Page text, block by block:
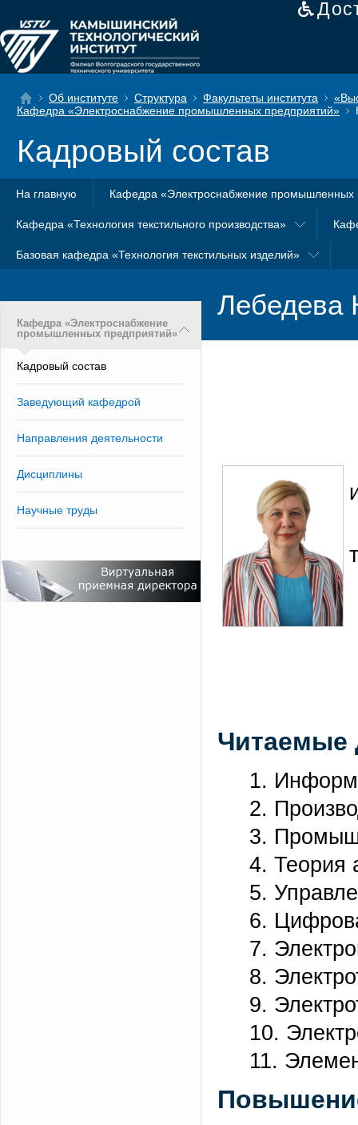
Об институте Структура Факультеты института
Кафедра «Электроснабжение промышленных предприятий»
Кадровый состав
На главную Кафедра «Электроснабжение промышленных
Кафедра «Технология текстильного производства»
Базовая кафедра «Технология текстильных изделий»
Кафедра «Электроснабжение
промышленных предприятий»
Кадровый состав
Заведующий кафедрой
Направления деятельности
Дисциплины
Научные труды
Лебедева
Читаемые
1.
2.
3.
4. Теория
5.
6.
7.
8.
9.
10.
11.